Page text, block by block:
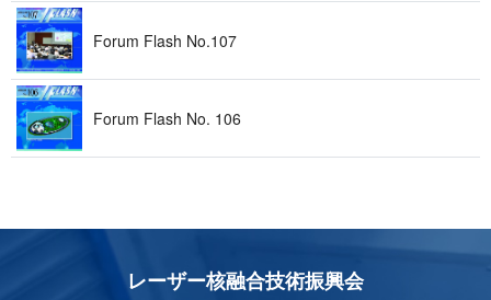
Forum Flash No . 1 0 7
Forum Flash No. 1 0 6
レーザー核融合技 術 振 興 会